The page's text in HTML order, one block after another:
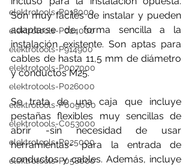
elektrotools-P018000
elektrotools-P024000
elektrotools-P914900
elektrotools-P007000
elektrotools-P026000
elektrotools-P009000
elektrotools-C053000
elektrotools-P025000
elektrotools-P058000
Son muy fáciles de instalar y pueden
adaptarse de forma sencilla a la
instalación existente. Son aptas para
cables de hasta 11,5 mm de diámetro
y conductos M25.
Se trata de una caja que incluye
pestañas flexibles muy sencillas de
abrir -sin necesidad de usar
herramientas- para la entrada de
conductos y cables. Además, incluye